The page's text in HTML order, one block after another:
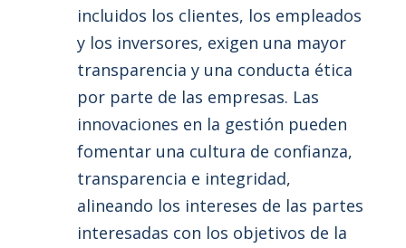
incluidos los clientes, los empleados
y los inversores, exigen una mayor
transparencia y una conducta ética
por parte de las empresas. Las
innovaciones en la gestión pueden
fomentar una cultura de confianza,
transparencia e integridad,
alineando los intereses de las partes
interesadas con los objetivos de la